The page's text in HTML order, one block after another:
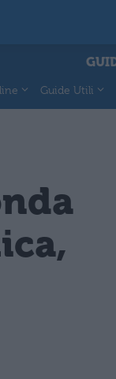
Guide Utili